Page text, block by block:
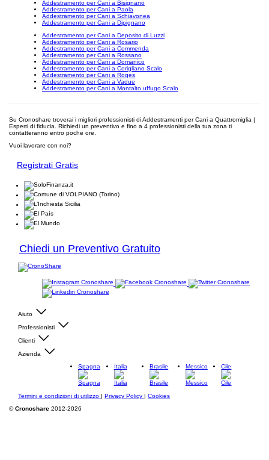
Addestramento per Cani a Bisignano
Addestramento per Cani a Paola
Addestramento per Cani a Schiavonea
Addestramento per Cani a Dipignano
Addestramento per Cani a Deposito di Luzzi
Addestramento per Cani a Rosario
Addestramento per Cani a Commenda
Addestramento per Cani a Rossano
Addestramento per Cani a Domanico
Addestramento per Cani a Corigliano Scalo
Addestramento per Cani a Roges
Addestramento per Cani a Vadue
Addestramento per Cani a Montalto uffugo Scalo
Su Cronoshare troverai i migliori professionisti di Addestramenti per Cani a Quattromiglia |
Esperti di fiducia. Richiedi un preventivo e fino a 4 professionisti della tua zona ti
contatteranno entro poche ore.
Vuoi lavorare con noi?
Registrati Gratis
Chiedi un Preventivo Gratuito
Aiuto
Professionisti
Clienti
Azienda
Spagna
Italia Brasile Messico Cile
Termini e condizioni di utilizzo | Privacy Policy | Cookies
©Cronoshare 2012-2026